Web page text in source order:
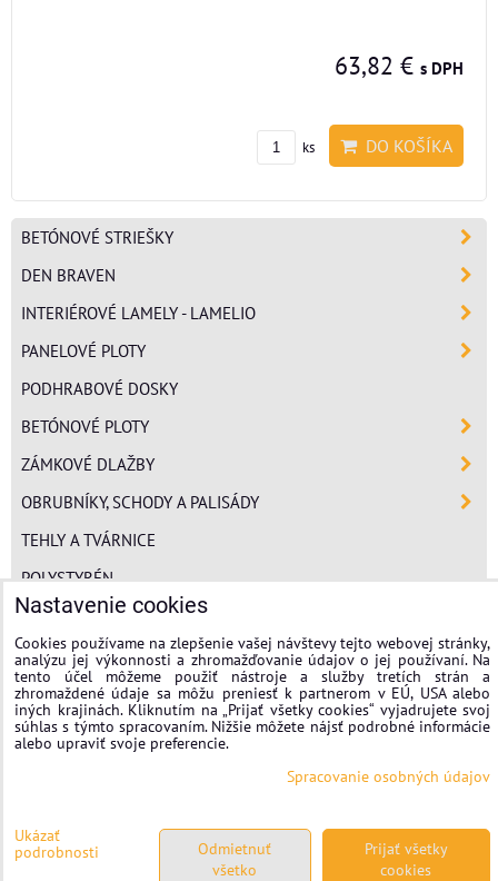
63,82 € s DPH
ks DO KOŠÍKA
BETÓNOVÉ STRIEŠKY
DEN BRAVEN
INTERIÉROVÉ LAMELY - LAMELIO
PANELOVÉ PLOTY
PODHRABOVÉ DOSKY
BETÓNOVÉ PLOTY
ZÁMKOVÉ DLAŽBY
OBRUBNÍKY, SCHODY A PALISÁDY
TEHLY A TVÁRNICE
POLYSTYRÉN
MINERÁLNA VLNA
FASÁDNE OMIETKY
BAUMIT
stavplotstavebniny
Nastavenie cookies Spracovanie osobných údajov
Nastavenie cookies
Cookies používame na zlepšenie vašej návštevy tejto webovej stránky,
analýzu jej výkonnosti a zhromažďovanie údajov o jej používaní. Na
tento účel môžeme použiť nástroje a služby tretích strán a
zhromaždené údaje sa môžu preniesť k partnerom v EÚ, USA alebo
iných krajinách. Kliknutím na „Prijať všetky cookies“ vyjadrujete svoj
súhlas s týmto spracovaním. Nižšie môžete nájsť podrobné informácie
alebo upraviť svoje preferencie.
Spracovanie osobných údajov
Ukázať
podrobnosti
Prijať všetky
cookies
Odmietnuť
všetko